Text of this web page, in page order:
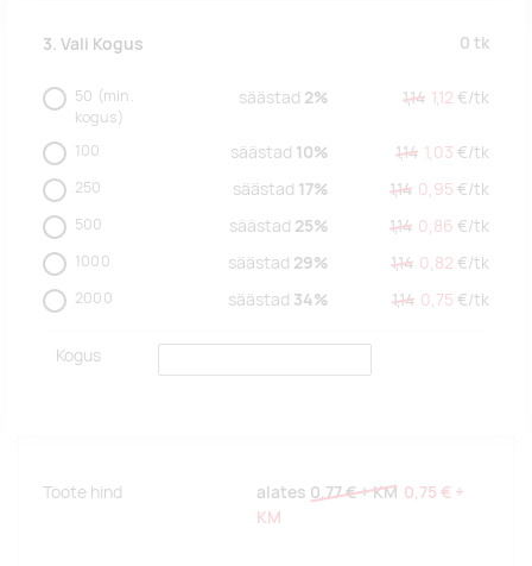
3. Vali Kogus 0 tk
50 (min.
kogus)
säästad 2% 1,14 1,12 €/tk
100 säästad 10% 1,14 1,03 €/tk
250 säästad 17% 1,14 0,95 €/tk
500 säästad 25% 1,14 0,86 €/tk
1000 säästad 29% 1,14 0,82 €/tk
2000 säästad 34% 1,14 0,75 €/tk
Kogus
Toote hind alates 0,77 €+ KM 0,75 € +
KM